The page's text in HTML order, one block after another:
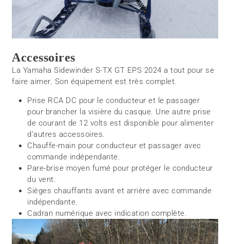
Accessoires
La Yamaha Sidewinder S-TX GT EPS 2024 a tout pour se
faire aimer. Son équipement est très complet.
Prise RCA DC pour le conducteur et le passager
pour brancher la visière du casque. Une autre prise
de courant de 12 volts est disponible pour alimenter
d’autres accessoires.
Chauffe-main pour conducteur et passager avec
commande indépendante.
Pare-brise moyen fumé pour protéger le conducteur
du vent.
Sièges chauffants avant et arrière avec commande
indépendante.
Cadran numérique avec indication complète.